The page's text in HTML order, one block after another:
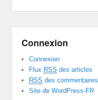
Connexion
Connexion
Flux RSS des articles
RSS des commentaires
Site de WordPress-FR